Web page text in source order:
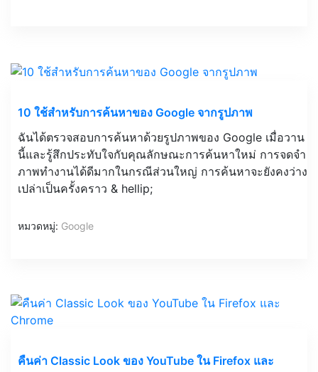
10 ใช้สำหรับการค้นหาของ Google จากรูปภาพ
ฉันได้ตรวจสอบการค้นหาด้วยรูปภาพของ Google เมื่อวาน
นี้และรู้สึกประทับใจกับคุณลักษณะการค้นหาใหม่ การจดจำ
ภาพทำงานได้ดีมากในกรณีส่วนใหญ่ การค้นหาจะยังคงว่าง
เปล่าเป็นครั้งคราว & hellip;
หมวดหมู่: Google
คืนค่า Classic Look ของ YouTube ใน Firefox และ